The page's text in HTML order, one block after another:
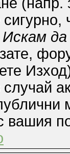
Искам
вашия